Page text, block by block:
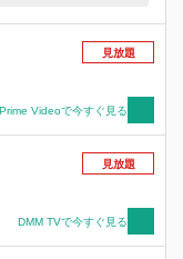
、悟空やクリリンさ
うほどのパワーを持
そ、惑星ベジータを
の実の兄だった！ラ
に取り、自分たちの
る。サイヤ人の狙いは
がものにすること。邪
出来るはずがない。
ッコロとコンビを組
見放題
Prime Videoで今すぐ見る
見放題
DMM TVで今すぐ見る